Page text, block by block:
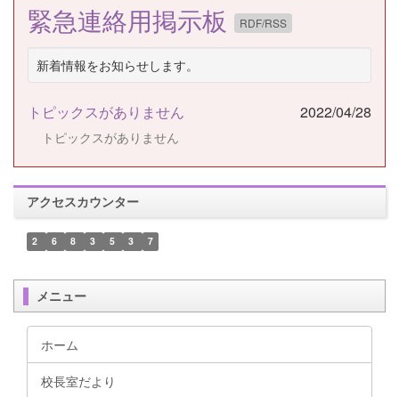
緊急連絡用掲示板 RDF/RSS
新着情報をお知らせします。
トピックスがありません 2022/04/28
トピックスがありません
アクセスカウンター
2 6 8 3 5 3 7
メニュー
ホーム
校長室だより